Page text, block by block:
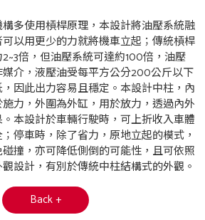
多使用槓桿原理，本設計將油壓系統融
以用更少的力就將機車立起；傳統槓桿
倍，但油壓系統可達約100倍，油壓
介，液壓油受每平方公分200公斤以下
因此出力容易且穩定。本設計中柱，內
力，外圍為外缸，用於放力，透過內外
本設計於車輛行駛時，可上折收入車體
停車時，除了省力，原地立起的模式，
撞，亦可降低側倒的可能性，且可依照
設計，有別於傳統中柱結構式的外觀。
Back +